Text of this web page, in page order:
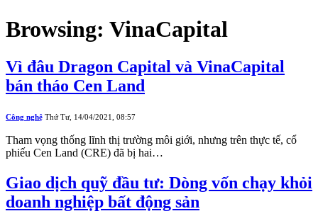
Browsing: VinaCapital
Vì đâu Dragon Capital và VinaCapital
bán tháo Cen Land
Công nghệ Thứ Tư, 14/04/2021, 08:57
Tham vọng thống lĩnh thị trường môi giới, nhưng trên thực tế, cổ
phiếu Cen Land (CRE) đã bị hai…
Giao dịch quỹ đầu tư: Dòng vốn chạy khỏi
doanh nghiệp bất động sản